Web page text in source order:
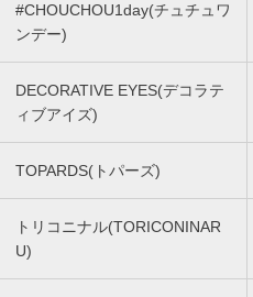
#CHOUCHOU1day(チュチュワ
ンデー)
DECORATIVE EYES(デコラテ
ィブアイズ)
TOPARDS(トパーズ)
トリコニナル(TORICONINAR
U)